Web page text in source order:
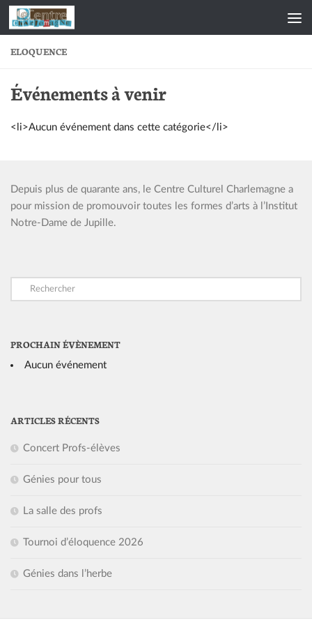
Skip to content
ELOQUENCE
Événements à venir
<li>Aucun événement dans cette catégorie</li>
Depuis plus de quarante ans, le Centre Culturel Charlemagne a
pour mission de promouvoir toutes les formes d’arts à l’Institut
Notre-Dame de Jupille.
PROCHAIN ÉVÈNEMENT
Aucun événement
ARTICLES RÉCENTS
Concert Profs-élèves
Génies pour tous
La salle des profs
Tournoi d’éloquence 2026
Génies dans l’herbe